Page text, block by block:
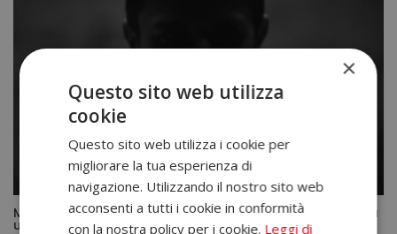
Master in Psicologia Criminale – Diploma Autenticato da
un Notaio Europeo –
×
Questo sito web utilizza
cookie
Questo sito web utilizza i cookie per
migliorare la tua esperienza di
navigazione. Utilizzando il nostro sito web
acconsenti a tutti i cookie in conformità
con la nostra policy per i cookie. Leggi di